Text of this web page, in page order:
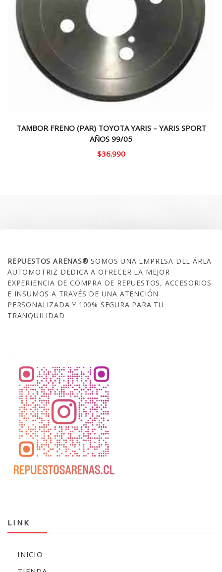
TAMBOR FRENO (PAR) TOYOTA YARIS – YARIS SPORT
AÑOS 99/05
$36.990
REPUESTOS ARENAS®SOMOS UNA EMPRESA DEL ÁREA
AUTOMOTRIZ DEDICA A OFRECER LA MEJOR
EXPERIENCIA DE COMPRA DE REPUESTOS, ACCESORIOS
E INSUMOS A TRAVÉS DE UNA ATENCIÓN
PERSONALIZADA Y 100% SEGURA PARA TU
TRANQUILIDAD
LINK
INICIO